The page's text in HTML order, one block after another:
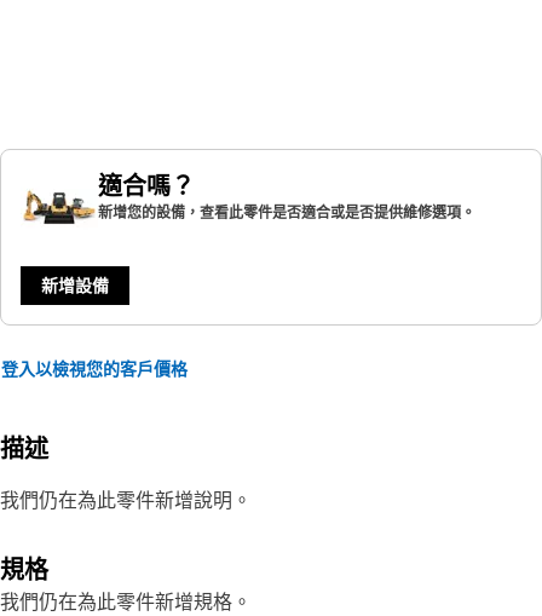
適合嗎？
新增您的設備，查看此零件是否適合或是否提供維修選項。
新增設備
登入以檢視您的客戶價格
描述
我們仍在為此零件新增說明。
規格
我們仍在為此零件新增規格。